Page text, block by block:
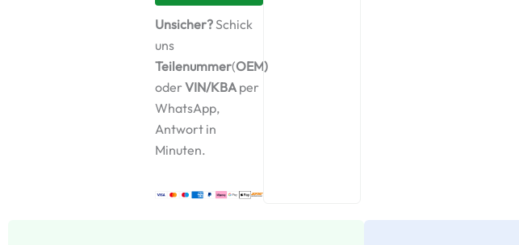
Unsicher?Schick
uns
Teilenummer(OEM)
oderVIN/KBA per
WhatsApp,
Antwort in
Minuten.